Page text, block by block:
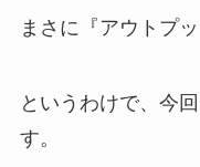
まさに『アウトプ
というわけで、今
す。